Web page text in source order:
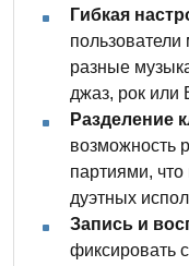
Гибкая
пользователи
разные
джаз, рок или
Разделение
возможность
партиями,
дуэтных
Запись и
фиксировать